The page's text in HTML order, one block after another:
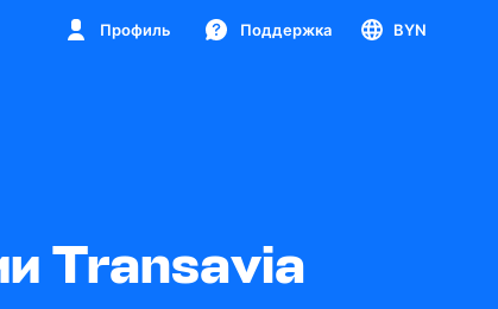
Профиль Поддержка BYN
Transavia